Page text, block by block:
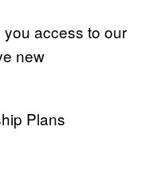
access to our
new
Plans